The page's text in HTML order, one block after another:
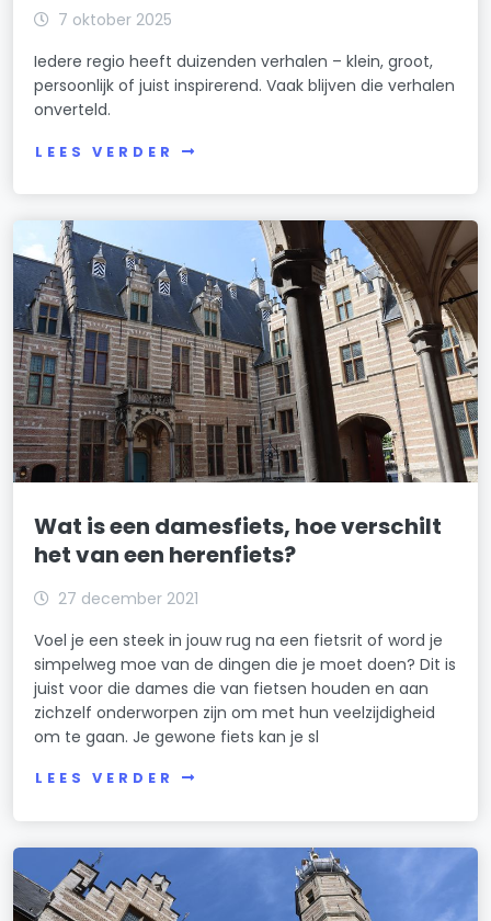
7 oktober 2025
Iedere regio heeft duizenden verhalen – klein, groot,
persoonlijk of juist inspirerend. Vaak blijven die verhalen
onverteld.
LEES VERDER
Wat is een damesfiets, hoe verschilt
het van een herenfiets?
27 december 2021
Voel je een steek in jouw rug na een fietsrit of word je
simpelweg moe van de dingen die je moet doen? Dit is
juist voor die dames die van fietsen houden en aan
zichzelf onderworpen zijn om met hun veelzijdigheid
om te gaan. Je gewone fiets kan je sl
LEES VERDER